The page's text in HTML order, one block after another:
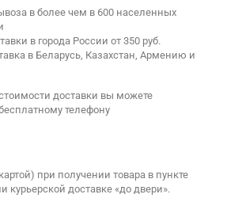
в более чем в 600 населенных
в города России от 350 руб.
в Беларусь, Казахстан, Армению и
доставки вы можете
телефону
при получении товара в пункте
доставке «до двери».